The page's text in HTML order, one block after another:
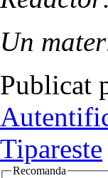
Un
Publicat
Tipareste
Recomanda